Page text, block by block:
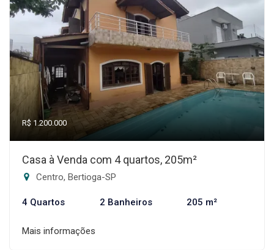
R$ 1.200.000
Casa à Venda com 4 quartos, 205m²
Centro, Bertioga-SP
4 Quartos 2 Banheiros 205 m²
Mais informações